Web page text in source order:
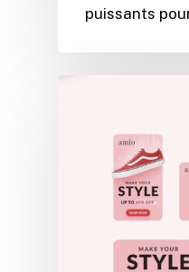
puissants